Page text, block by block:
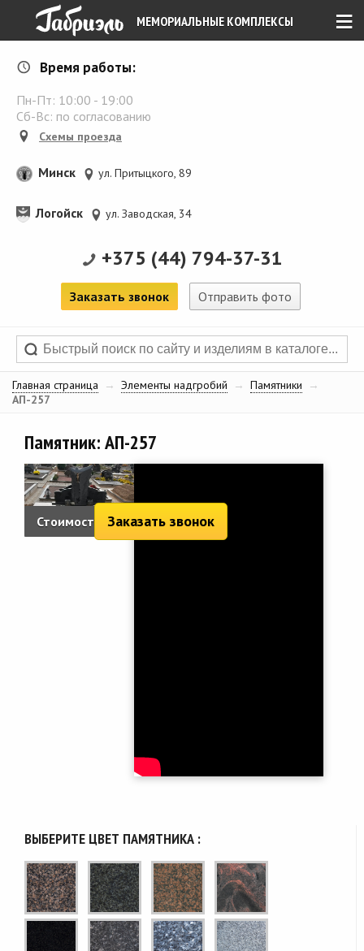
≡
МЕМОРИАЛЬНЫЕ КОМПЛЕКСЫ
Время работы:
Пн-Пт: 10:00 - 19:00
Сб-Вс: по согласованию
Схемы проезда
Минск ул. Притыцкого, 89
Логойск ул. Заводская, 34
+375 (44) 794-37-31
Заказать звонок Отправить фото
Главная страница → Элементы надгробий → Памятники
→
АП-257
Памятник: АП-257
Стоимость: 6 217 руб.
Заказать звонок
ВЫБЕРИТЕ ЦВЕТ ПАМЯТНИКА :